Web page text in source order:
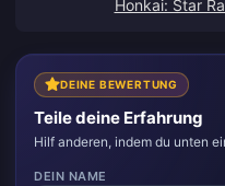
Honkai: Star
DEINE BEWERTUNG
Teile deine Erfahrung
Hilf anderen, indem du unten
DEIN NAME